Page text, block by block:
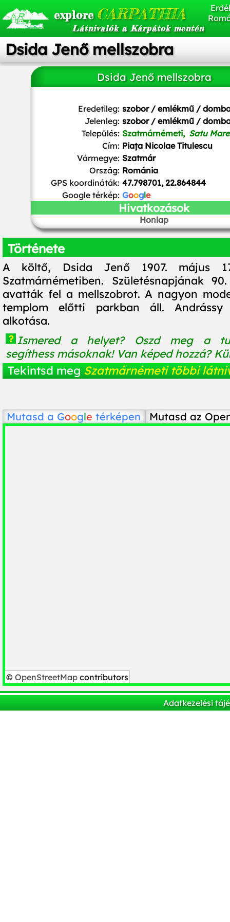
explore CARPATHIA
Látnivalók a Kárpátok mentén
Dsida Jenő mellszobra
Dsida Jenő mellszobra
Eredetileg: szobor / emlékmű /
Jelenleg: szobor / emlékmű /
Település: Szatmárnémeti, Satu Mare
Cím: Piața Nicolae Titulescu
Vármegye: Szatmár
Ország: Románia
GPS koordináták: 47.798701, 22.864844
Google térkép: Google
Hivatkozások
Honlap
Története
A költő, Dsida Jenő 1907. május
Szatmárnémetiben. Születésnapjának
avatták fel a mellszobrot. A nagyon
templom előtti parkban áll.
alkotása.
? Ismered a helyet? Oszd meg a
segíthess másoknak! Van képed hozzá?
Tekintsd meg Szatmárnémeti többi
Mutasd a Google térképen Mutasd az
© OpenStreetMap contributors
Adatkezelési